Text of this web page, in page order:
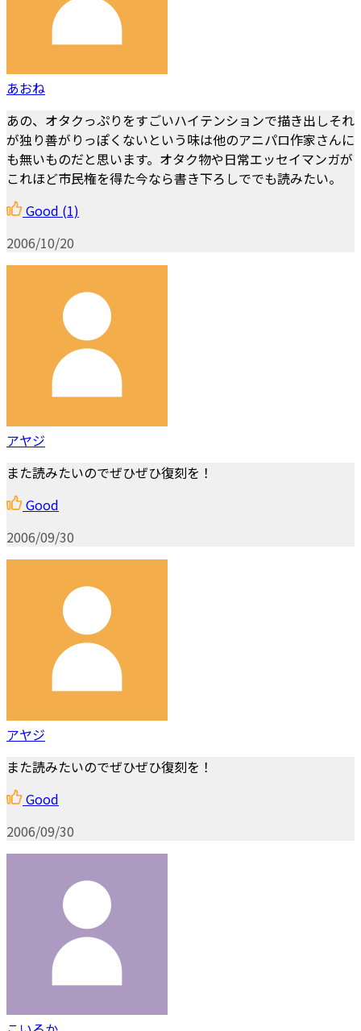
あおね
あの、オタクっぷりをすごいハイテンションで描き出しそれ
が独り善がりっぽくないという味は他のアニパロ作家さんに
も無いものだと思います。オタク物や日常エッセイマンガが
これほど市民権を得た今なら書き下ろしででも読みたい。
Good (1)
2006/10/20
アヤジ
また読みたいのでぜひぜひ復刻を！
Good
2006/09/30
アヤジ
また読みたいのでぜひぜひ復刻を！
Good
2006/09/30